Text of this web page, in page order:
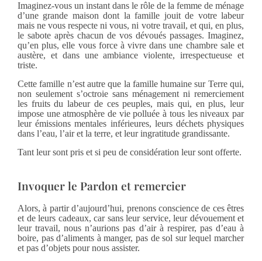
Imaginez-vous un instant dans le rôle de la femme de ménage
d’une grande maison dont la famille jouit de votre labeur
mais ne vous respecte ni vous, ni votre travail, et qui, en plus,
le sabote après chacun de vos dévoués passages. Imaginez,
qu’en plus, elle vous force à vivre dans une chambre sale et
austère, et dans une ambiance violente, irrespectueuse et
triste.
Cette famille n’est autre que la famille humaine sur Terre qui,
non seulement s’octroie sans ménagement ni remerciement
les fruits du labeur de ces peuples, mais qui, en plus, leur
impose une atmosphère de vie polluée à tous les niveaux par
leur émissions mentales inférieures, leurs déchets physiques
dans l’eau, l’air et la terre, et leur ingratitude grandissante.
Tant leur sont pris et si peu de considération leur sont offerte.
Invoquer le Pardon et remercier
Alors, à partir d’aujourd’hui, prenons conscience de ces êtres
et de leurs cadeaux, car sans leur service, leur dévouement et
leur travail, nous n’aurions pas d’air à respirer, pas d’eau à
boire, pas d’aliments à manger, pas de sol sur lequel marcher
et pas d’objets pour nous assister.